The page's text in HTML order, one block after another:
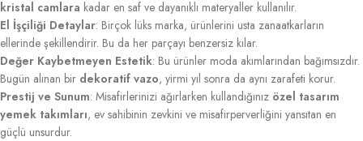
kristal camlara kadar en saf ve dayanıklı materyaller kullanılır.
El İşçiliği Detaylar: Birçok lüks marka, ürünlerini usta zanaatkarların
ellerinde şekillendirir. Bu da her parçayı benzersiz kılar.
Değer Kaybetmeyen Estetik: Bu ürünler moda akımlarından bağımsızdır.
Bugün alınan bir dekoratif vazo, yirmi yıl sonra da aynı zarafeti korur.
Prestij ve Sunum: Misafirlerinizi ağırlarken kullandığınız özel tasarım
yemek takımları, ev sahibinin zevkini ve misafirperverliğini yansıtan en
güçlü unsurdur.